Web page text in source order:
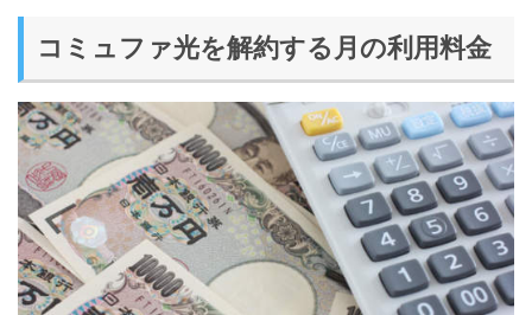
コミュファ光を解約する月の利用料金